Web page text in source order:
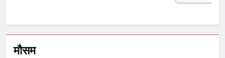
मौसम